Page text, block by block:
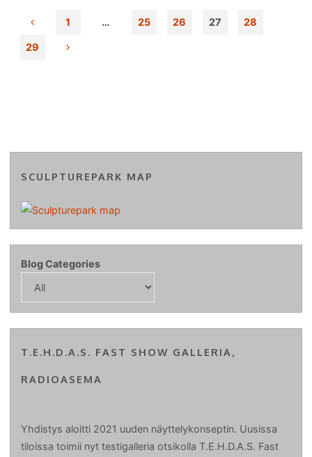
Posts
1 … 25 26 27 28
29
SCULPTUREPARK MAP
Blog Categories
T.E.H.D.A.S. FAST SHOW GALLERIA,
RADIOASEMA
Yhdistys aloitti 2021 uuden näyttelykonseptin. Uusissa
tiloissa toimii nyt testigalleria otsikolla T.E.H.D.A.S. Fast